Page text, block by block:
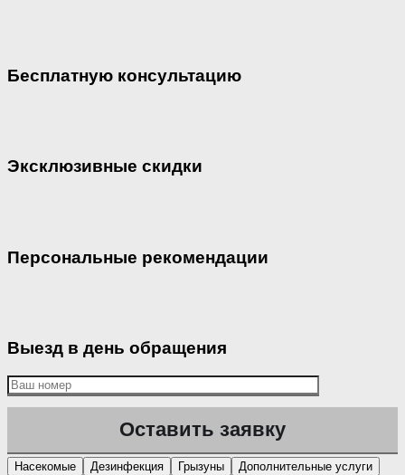
Бесплатную консультацию
Эксклюзивные скидки
Персональные рекомендации
Выезд в день обращения
Насекомые Дезинфекция Грызуны
Дополнительные услуги